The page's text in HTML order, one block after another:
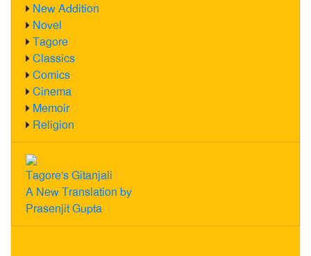
New Addition
Novel
Tagore
Classics
Comics
Cinema
Memoir
Religion
Tagore's Gitanjali
A New Translation by
Prasenjit Gupta